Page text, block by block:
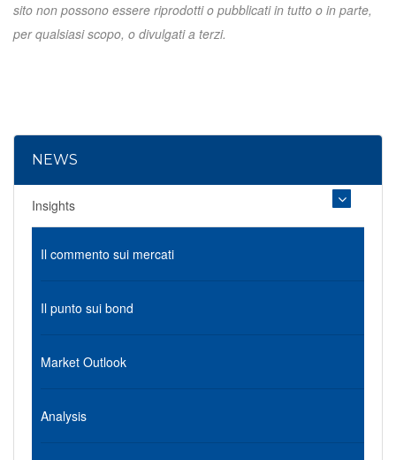
sito non possono essere riprodotti o pubblicati in tutto o in parte,
per qualsiasi scopo, o divulgati a terzi.
NEWS
Insights
Il commento sui mercati
Il punto sui bond
Market Outlook
Analysis